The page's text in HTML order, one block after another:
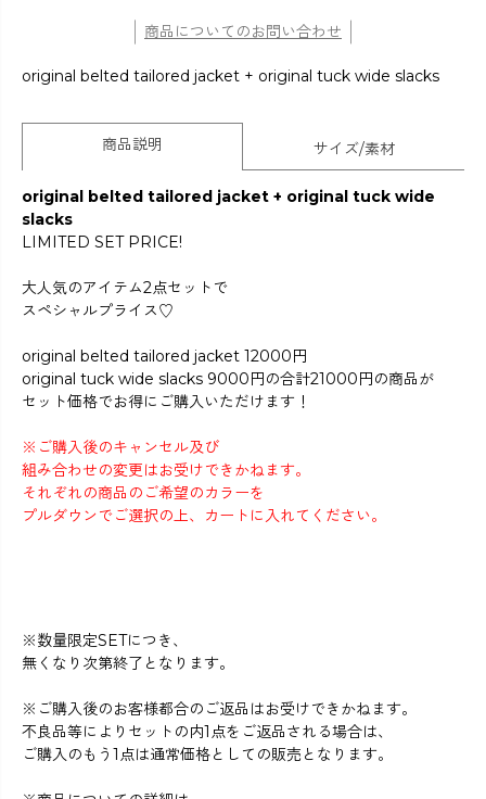
商品についてのお問い合わせ
original belted tailored jacket + original tuck wide slacks
商品説明 サイズ/素材
original belted tailored jacket + original tuck wide
slacks
LIMITED SET PRICE!
大人気のアイテム2点セットで
スペシャルプライス♡
original belted tailored jacket 12000円
original tuck wide slacks 9000円の合計21000円の商品が
セット価格でお得にご購入いただけます！
※ご購入後のキャンセル及び
組み合わせの変更はお受けできかねます。
それぞれの商品のご希望のカラーを
プルダウンでご選択の上、カートに入れてください。
※数量限定SETにつき、
無くなり次第終了となります。
※ご購入後のお客様都合のご返品はお受けできかねます。
不良品等によりセットの内1点をご返品される場合は、
ご購入のもう1点は通常価格としての販売となります。